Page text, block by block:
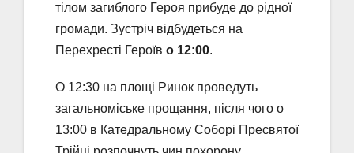
тілом загиблого Героя прибуде до рідної
громади. Зустріч відбудеться на
Перехресті Героїв о 12:00.
О 12:30 на площі Ринок проведуть
загальноміське прощання, після чого о
13:00 в Катедральному Соборі Пресвятої